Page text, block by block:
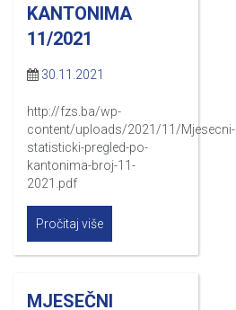
KANTONIMA
11/2021
30.11.2021
http://fzs.ba/wp-
content/uploads/2021/11/Mjesecni-
statisticki-pregled-po-
kantonima-broj-11-
2021.pdf
Pročitaj više
MJESEČNI